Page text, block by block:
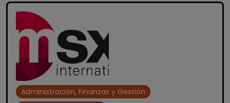
Administración, Finanzas y Gestión